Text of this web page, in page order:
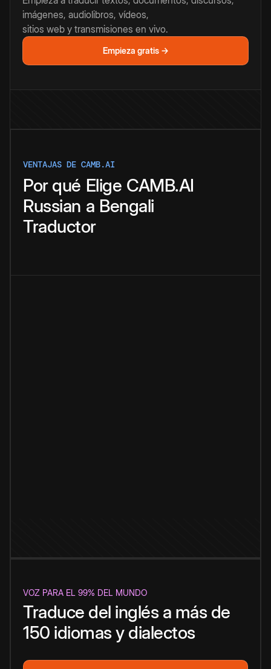
imágenes, audiolibros, vídeos,
sitios web y transmisiones en vivo.
Empieza gratis →
VENTAJAS DE CAMB.AI
Por qué Elige CAMB.AI
Russian a Bengali
Traductor
VOZ PARA EL 99% DEL MUNDO
Traduce del inglés a más de
150 idiomas y dialectos